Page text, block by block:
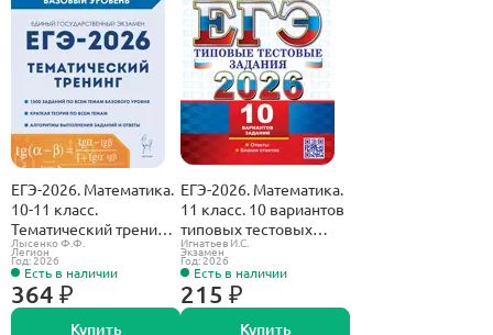
ЕГЭ-2026. Математика.
10-11 класс.
Тематический тренинг.
Базовый уровень.
Лысенко Ф.Ф.
Легион
Год: 2026
Есть в наличии
364 ₽
Купить
ЕГЭ-2026. Математика.
11 класс. 10 вариантов
типовых тестовых
заданий. Базовый
уровень.
Игнатьев И.С.
Экзамен
Год: 2026
Есть в наличии
215 ₽
Купить